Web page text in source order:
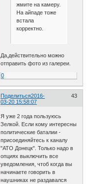
жмите на камеру.
На айпаде тоже
встала
корректно.
Да,действительно можно
отправить фото из галереи.
0
Поделиться 43
2016-
03-20 15:58:07
Я уже 2 года пользуюсь
Зелкой. Если кому интересны
политические баталии -
присоединяйтесь к каналу
"АТО Донецк". Только надо в
опциях выключить все
уведомления, чтоб когда вы
начинаете говорить в
наушниках не раздавался